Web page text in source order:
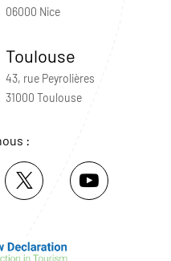
06000 Nice
Toulouse
43, rue Peyrolières
31000 Toulouse
: